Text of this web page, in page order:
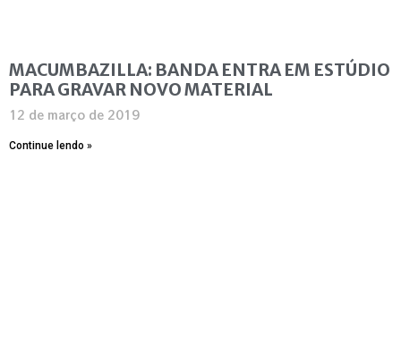
MACUMBAZILLA: BANDA ENTRA EM ESTÚDIO
PARA GRAVAR NOVO MATERIAL
12 de março de 2019
Continue lendo »